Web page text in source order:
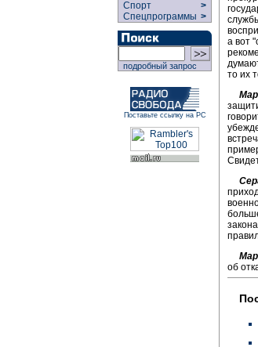
Спорт
>
Спецпрограммы >
подробный запрос
Поставьте ссылку на РС
а вот
то их
об